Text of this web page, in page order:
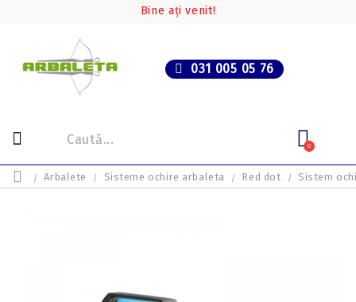
Bine ați venit!
031 005 05 76
0
Arbalete Sisteme ochire arbaleta Red dot Sistem